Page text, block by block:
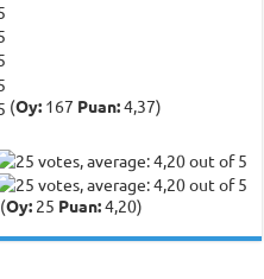
(Oy: 167 Puan:4,37)
(Oy: 25 Puan:4,20)